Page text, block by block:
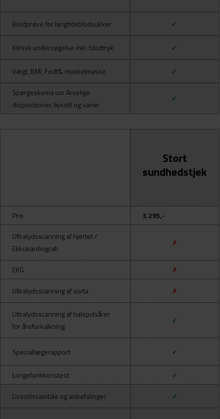
Blodprøve for langtidsblodsukker ✔
Klinisk undersøgelse inkl. blodtryk ✔
Vægt, BMI, Fedt%, muskelmasse ✔
Spørgeskema om Arvelige
dispositioner, livsstil og vaner
✔
Stort
sundhedstjek
Pris
3.295,-
Ultralydsscanning af hjertet /
Ekkokardiografi
✗
EKG ✗
Ultralydsscanning af aorta ✗
Ultralydsscanning af halspulsårer
for åreforkalkning
✔
Speciallægerapport ✔
Lungefunktionstest ✔
Livsstilssamtale og anbefalinger ✔